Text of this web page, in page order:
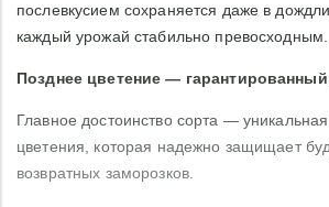
послевкусием сохраняется даже в
каждый урожай стабильно превосходным.
Позднее цветение —
Главное достоинство сорта — уникальная
цветения, которая надежно защищает
возвратных заморозков.